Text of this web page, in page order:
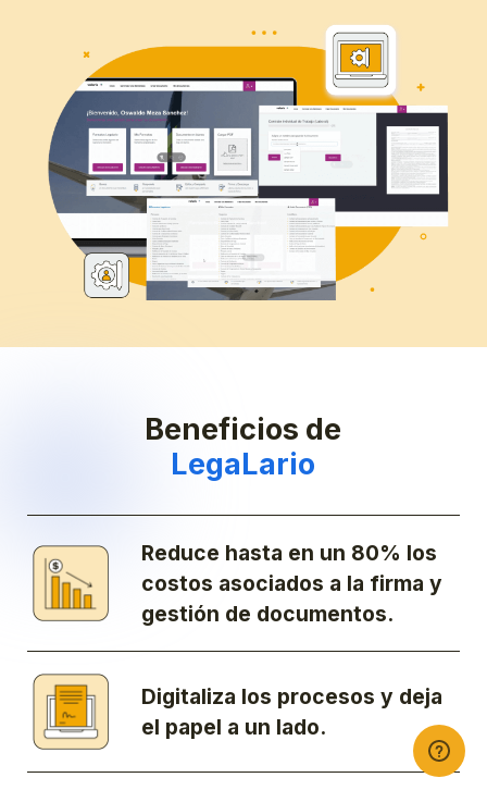
Beneficios de
LegaLario
Reduce hasta en un 80% los
costos asociados a la firma y
gestión de documentos.
Digitaliza los procesos y deja
el papel a un lado.